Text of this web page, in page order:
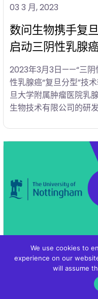
03 3 月, 2023
数问生物携手复
启动三阴性乳腺
2023年3月3日——“三阴
性乳腺癌“复旦分型”技
旦大学附属肿瘤医院乳
生物技术有限公司的研
30 12 月, 2022
数问生物与英国
We use cookies to
experience on our
will assume